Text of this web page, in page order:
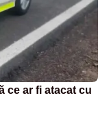
ce ar fi atacat cu